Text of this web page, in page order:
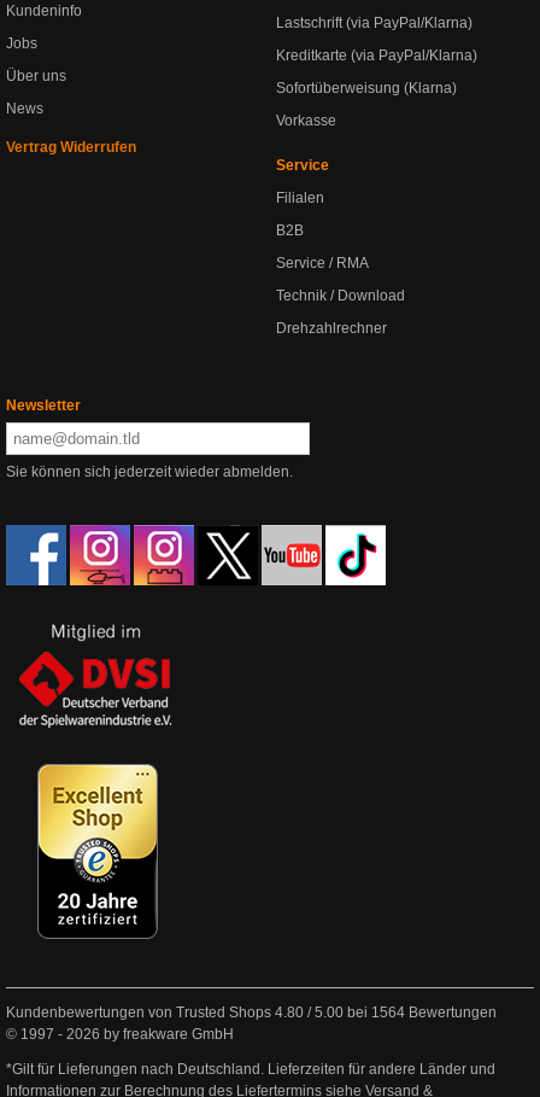
Kundeninfo
Jobs
Über uns
News
Vertrag Widerrufen
Lastschrift (via PayPal/Klarna)
Kreditkarte (via PayPal/Klarna)
Sofortüberweisung (Klarna)
Vorkasse
Service
Filialen
B2B
Service / RMA
Technik / Download
Drehzahlrechner
Newsletter
Sie können sich jederzeit wieder abmelden.
Kundenbewertungen von Trusted Shops 4.80 /5.00 bei 1564 Bewertungen
© 1997 - 2026 by freakware GmbH
*Gilt für Lieferungen nach Deutschland. Lieferzeiten für andere Länder und
Informationen zur Berechnung des Liefertermins siehe Versand &